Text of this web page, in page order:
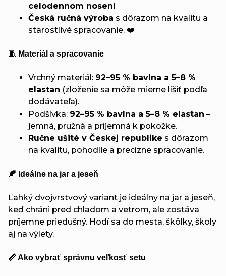
celodennom nosení
Česká ručná výroba s dôrazom na kvalitu a
starostlivé spracovanie. ❤️
🧵 Materiál a spracovanie
Vrchný materiál: 92–95 % bavlna a 5–8 %
elastan (zloženie sa môže mierne líšiť podľa
dodávateľa).
Podšívka: 92–95 % bavlna a 5–8 % elastan –
jemná, pružná a príjemná k pokožke.
Ručne ušité v Českej republike s dôrazom
na kvalitu, pohodlie a precízne spracovanie.
🍂 Ideálne na jar a jeseň
Ľahký dvojvrstvový variant je ideálny na jar a jeseň,
keď chráni pred chladom a vetrom, ale zostáva
príjemne priedušný. Hodí sa do mesta, škôlky, školy
aj na výlety.
📏 Ako vybrať správnu veľkosť setu